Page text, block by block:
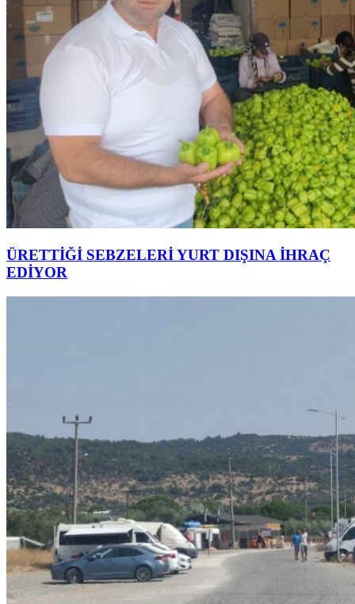
ÜRETTİĞİ SEBZELERİ YURT DIŞINA İHRAÇ
EDİYOR